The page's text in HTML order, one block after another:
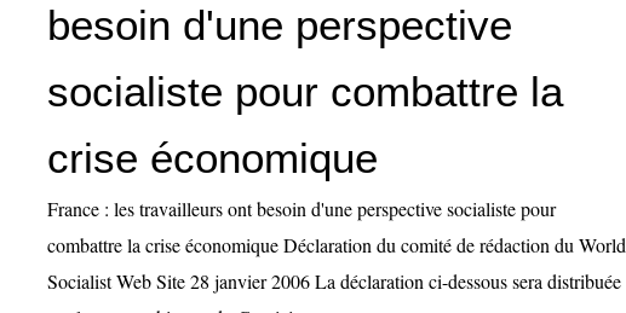
besoin d'une perspective
socialiste pour combattre la
crise économique
France : les travailleurs ont besoin d'une perspective socialiste pour
combattre la crise économique Déclaration du comité de rédaction du World
Socialist Web Site 28 janvier 2006 La déclaration ci-dessous sera distribuée